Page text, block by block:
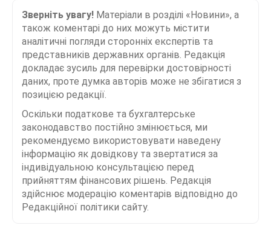
Зверніть увагу! Матеріали в розділі «Новини», а
також коментарі до них можуть містити
аналітичні погляди сторонніх експертів та
представників державних органів. Редакція
докладає зусиль для перевірки достовірності
даних, проте думка авторів може не збігатися з
позицією редакції.
Оскільки податкове та бухгалтерське
законодавство постійно змінюється, ми
рекомендуємо використовувати наведену
інформацію як довідкову та звертатися за
індивідуальною консультацією перед
прийняттям фінансових рішень. Редакція
здійснює модерацію коментарів відповідно до
Редакційної політики сайту.